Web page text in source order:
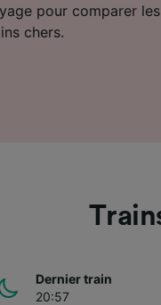
pour comparer
chers.
Dernier train
20:57